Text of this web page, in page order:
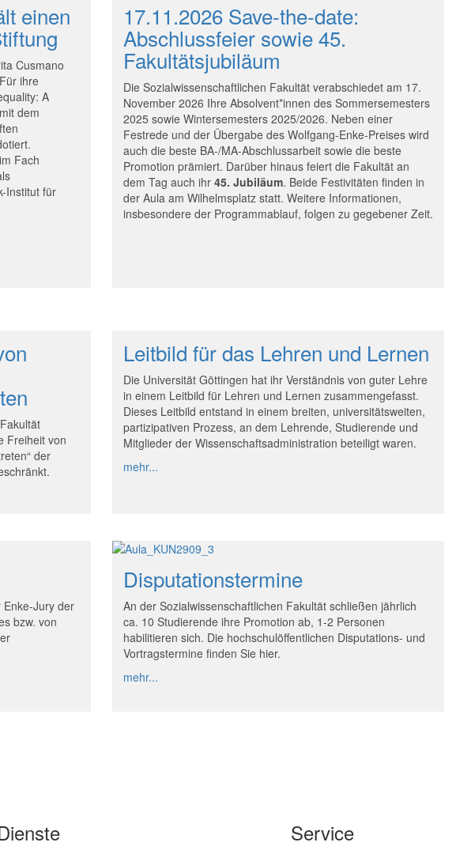
einen
Cusmano
ihre
A
dem
Fach
Institut für
17.11.2026 Save-the-date:
Abschlussfeier sowie 45.
Fakultätsjubiläum
Die Sozialwissenschaftlichen Fakultät verabschiedet am 17.
November 2026 Ihre Absolvent*innen des Sommersemesters
2025 sowie Wintersemesters 2025/2026. Neben einer
Festrede und der Übergabe des Wolfgang-Enke-Preises wird
auch die beste BA-/MA-Abschlussarbeit sowie die beste
Promotion prämiert. Darüber hinaus feiert die Fakultät an
dem Tag auch ihr 45. Jubiläum. Beide Festivitäten finden in
der Aula am Wilhelmsplatz statt. Weitere Informationen,
insbesondere der Programmablauf, folgen zu gegebener Zeit.
Freiheit von
der
Leitbild für das Lehren und Lernen
Die Universität Göttingen hat ihr Verständnis von guter Lehre
in einem Leitbild für Lehren und Lernen zusammengefasst.
Dieses Leitbild entstand in einem breiten, universitätsweiten,
partizipativen Prozess, an dem Lehrende, Studierende und
Mitglieder der Wissenschaftsadministration beteiligt waren.
mehr...
Enke-Jury der
bzw. von
Disputationstermine
An der Sozialwissenschaftlichen Fakultät schließen jährlich
ca. 10 Studierende ihre Promotion ab, 1-2 Personen
habilitieren sich. Die hochschulöffentlichen Disputations- und
Vortragstermine finden Sie hier.
mehr...
Service